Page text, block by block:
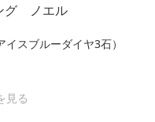
グ ノエル
スブルーダイヤ3石）
見る